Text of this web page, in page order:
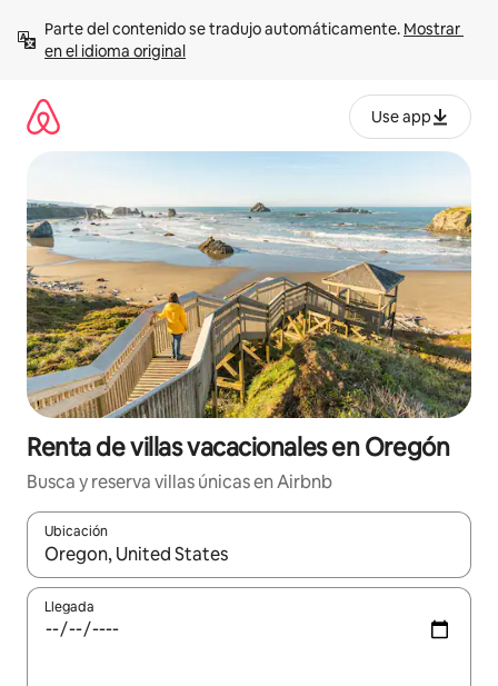
contenido
Parte del contenido se tradujo automáticamente. Mostrar
en el idioma original
Use app
Renta de villas vacacionales en Oregón
Busca y reserva villas únicas en Airbnb
Ubicación
Cuando los resultados estén disponibles, podrás navegar
Llegada